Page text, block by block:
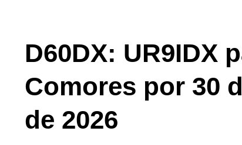
D60DX: UR9IDX
Comores por 30
de 2026